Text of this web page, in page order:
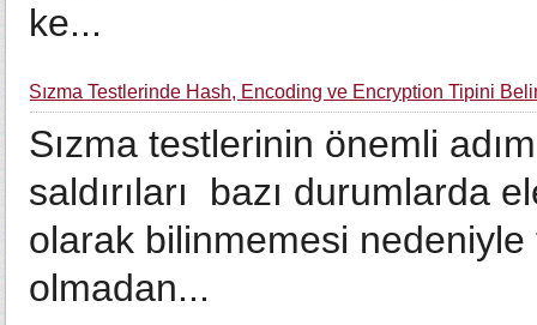
ke...
Sızma Testlerinde Hash, Encoding ve Encryption Tipini
Sızma testlerinin önemli
saldırıları bazı durumlarda
olarak bilinmemesi nedeniyle
olmadan...